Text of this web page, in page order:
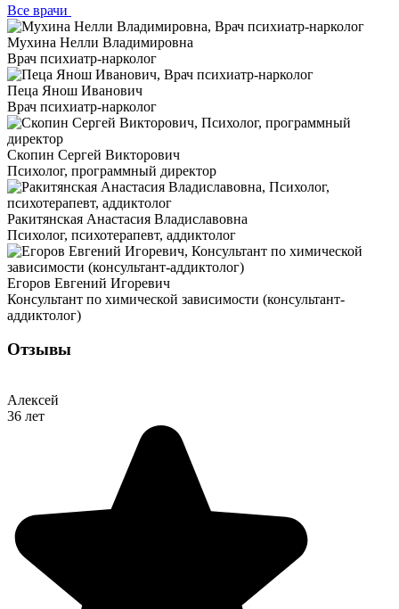
Все врачи
Мухина Нелли Владимировна
Врач психиатр-нарколог
Пеца Янош Иванович
Врач психиатр-нарколог
Скопин Сергей Викторович
Психолог, программный директор
Ракитянская Анастасия Владиславовна
Психолог, психотерапевт, аддиктолог
Егоров Евгений Игоревич
Консультант по химической зависимости (консультант-
аддиктолог)
Отзывы
Алексей
36 лет